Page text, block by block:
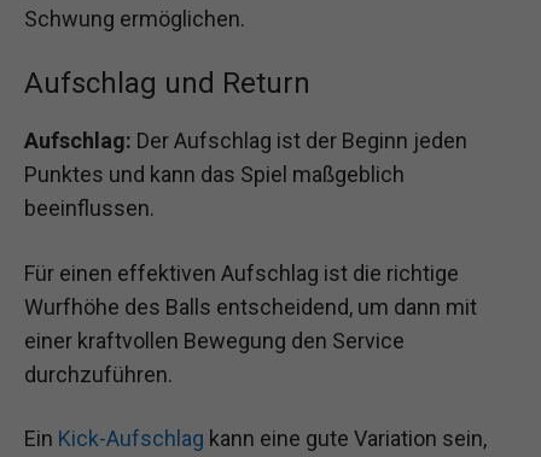
Schwung ermöglichen.
Aufschlag und Return
Aufschlag: Der Aufschlag ist der Beginn jeden
Punktes und kann das Spiel maßgeblich
beeinflussen.
Für einen effektiven Aufschlag ist die richtige
Wurfhöhe des Balls entscheidend, um dann mit
einer kraftvollen Bewegung den Service
durchzuführen.
Ein Kick-Aufschlag kann eine gute Variation sein,